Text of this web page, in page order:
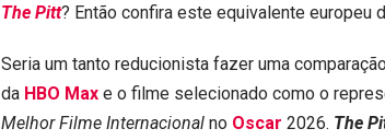
The Pitt? Então confira este equivalente europeu
Seria um tanto reducionista fazer uma
da HBO Max e o filme selecionado como o
Melhor Filme Internacional no Oscar 2026. The